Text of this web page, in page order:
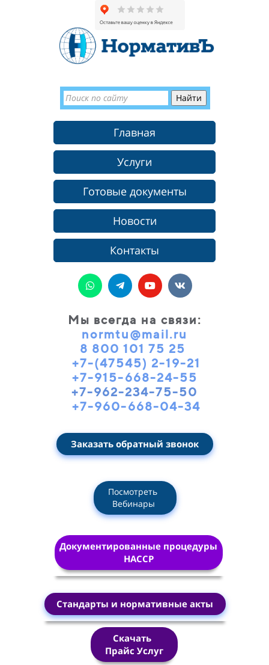
Главная
Услуги
Готовые документы
Новости
Контакты
Мы всегда на связи:
normtu@mail.ru
8 800 101 75 25
+7-(47545) 2-19-21
+7-915-668-24-55
+7-962-234-75-50
+7-960-668-04-34
Заказать обратный звонок
Посмотреть
Вебинары
Скачать
Прайс Услуг
Документированные процедуры
HACCP
Стандарты и нормативные акты